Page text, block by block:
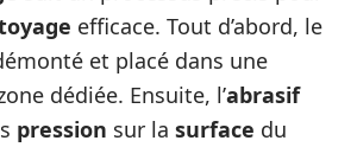
efficace. Tout d’abord, le
et placé dans une
dédiée. Ensuite, l’abrasif
pression sur la surface du